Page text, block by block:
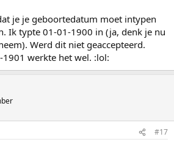
je je geboortedatum moet intypen
Ik typte 01-01-1900 in (ja, denk je nu
Werd dit niet geaccepteerd.
werkte het wel. :lol:
#17